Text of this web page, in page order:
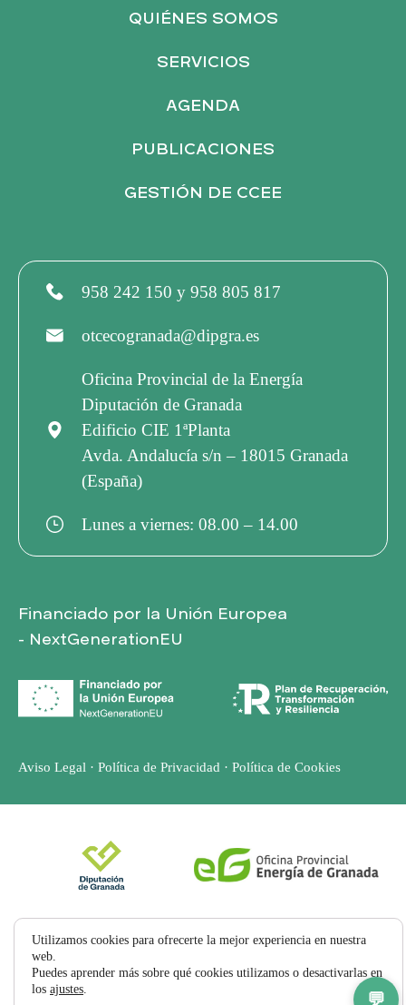
QUIÉNES SOMOS
SERVICIOS
AGENDA
PUBLICACIONES
GESTIÓN DE CCEE
958 242 150 y 958 805 817
otcecogranada@dipgra.es
Oficina Provincial de la Energía
Diputación de Granada
Edificio CIE 1ªPlanta
Avda. Andalucía s/n – 18015 Granada
(España)
Lunes a viernes: 08.00 – 14.00
Financiado por la Unión Europea
- NextGenerationEU
Aviso Legal · Política de Privacidad · Política de Cookies
💬
Utilizamos cookies para ofrecerte la mejor experiencia en nuestra
web.
Puedes aprender más sobre qué cookies utilizamos o desactivarlas en
los ajustes.